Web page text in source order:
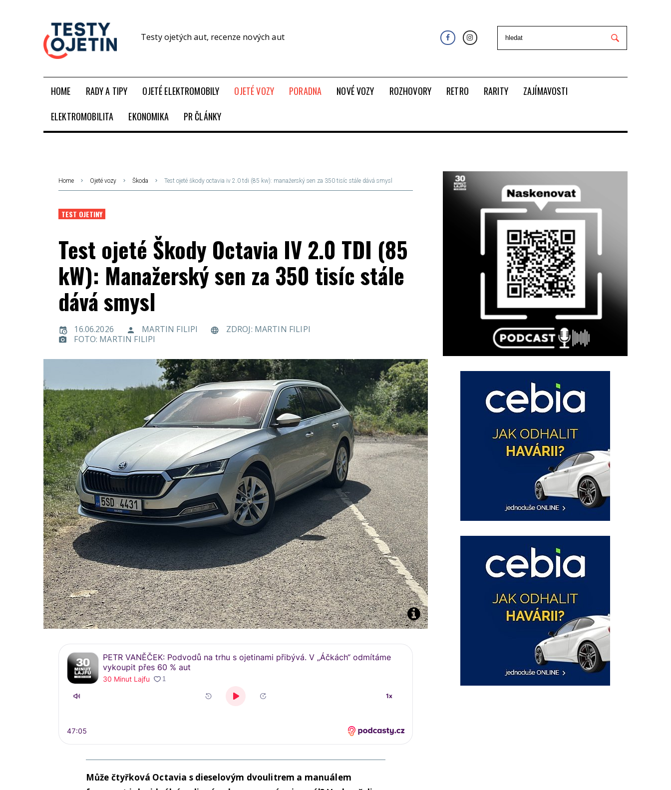
Testy ojetých aut, recenze nových aut
HOME RADY A TIPY OJETÉ ELEKTROMOBILY OJETÉ VOZY PORADNA NOVÉ VOZY ROZHOVORY RETRO RARITY
ZAJÍMAVOSTI
ELEKTROMOBILITA
EKONOMIKA PR ČLÁNKY
Home Ojeté vozy Škoda Test ojeté škody octavia iv 2.0 tdi (85 kw): manažerský sen za 350 tisíc stále dává smysl
TEST OJETINY
Test ojeté Škody Octavia IV 2.0 TDI (85
kW): Manažerský sen za 350 tisíc stále
dává smysl
16.06.2026 MARTIN FILIPI
ZDROJ: MARTIN FILIPI
FOTO: MARTIN FILIPI
Může čtyřková Octavia s dieselovým dvoulitrem a manuálem